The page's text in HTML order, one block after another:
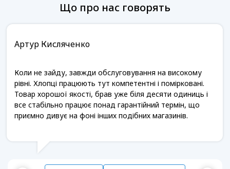
Що про нас говорять
Артур Кисляченко
Коли не зайду, завжди обслуговування на високому
рівні. Хлопці працюють тут компетентні і помірковані.
Товар хорошої якості, брав уже біля десяти одиниць і
все стабільно працює понад гарантійний термін, що
приємно дивує на фоні інших подібних магазинів.